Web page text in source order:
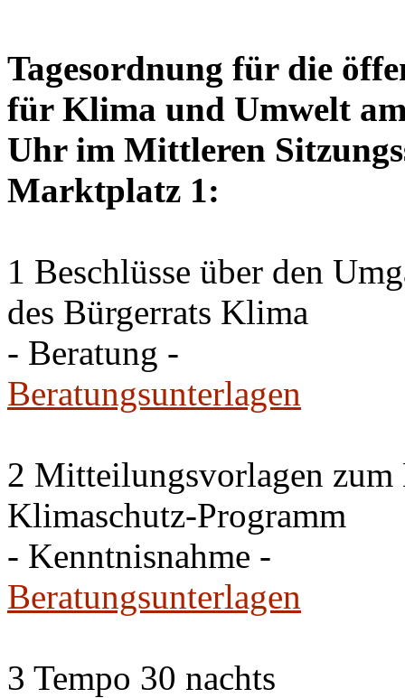
Tagesordnung für die
für Klima und Umwelt
Uhr im Mittleren
Marktplatz 1:
1 Beschlüsse über den
des Bürgerrats Klima
- Beratung -
Beratungsunterlagen
2 Mitteilungsvorlagen zum
Klimaschutz-Programm
- Kenntnisnahme -
Beratungsunterlagen
3 Tempo 30 nachts